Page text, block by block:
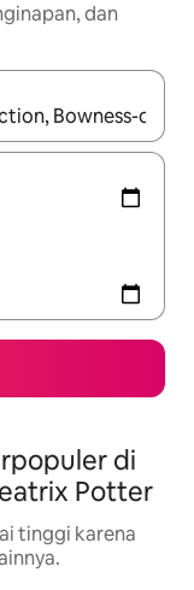
dan
tombol panah
di
Potter
tinggi karena